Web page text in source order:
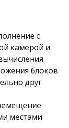
c
камерой и
блоков
друг
местами